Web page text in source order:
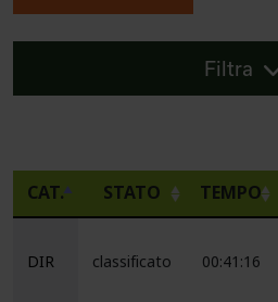
Filtra
CAT. STATO TEMPO
DIR classificato 00:41:16